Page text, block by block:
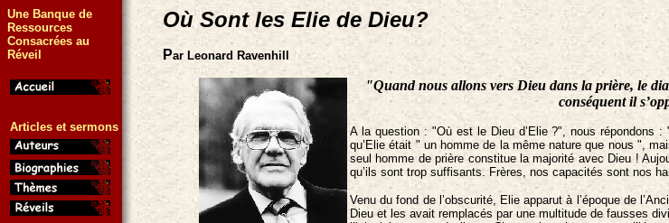
Une Banque de
Ressources
Consacrées au
Réveil
Articles et sermons
Où Sont les Elie de Dieu?
Par Leonard Ravenhill
"Quand nous allons vers Dieu dans la prière, le
conséquent il
A la question : "Où est le Dieu d’Elie ?", nous
qu’Elie était " un homme de la même nature que nous ",
seul homme de prière constitue la majorité avec Dieu !
qu’ils sont trop suffisants. Frères, nos capacités sont nos
Venu du fond de l’obscurité, Elie apparut à l’époque de
Dieu et les avait remplacés par une multitude de fausses